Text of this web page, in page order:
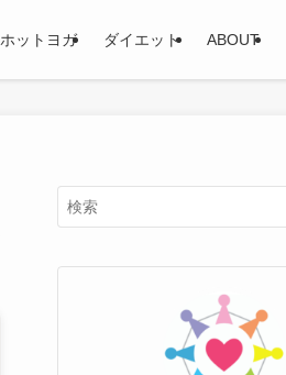
ホットヨガ ダイエット ABOUT